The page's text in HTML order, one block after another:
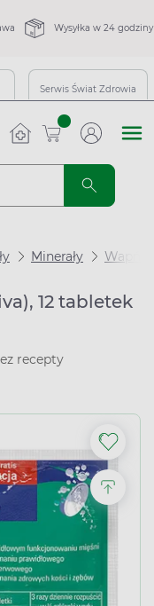
Wysyłka w 24 godziny
Serwis Świat Zdrowia
sztuk
Minerały Wapń
12 tabletek
recepty